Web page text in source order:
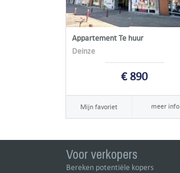
Appartement Te huur
Deinze
€ 890
Mijn favoriet meer info
Voor verkopers
Bereken potentiële kopers